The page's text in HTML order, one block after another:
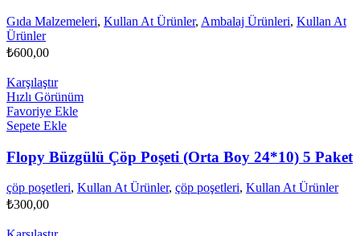
Gıda Malzemeleri, Kullan At Ürünler, Ambalaj Ürünleri, Kullan At
Ürünler
₺600,00
Karşılaştır
Hızlı Görünüm
Favoriye Ekle
Sepete Ekle
Flopy Büzgülü Çöp Poşeti (Orta Boy 24*10) 5 Paket
çöp poşetleri, Kullan At Ürünler, çöp poşetleri, Kullan At Ürünler
₺300,00